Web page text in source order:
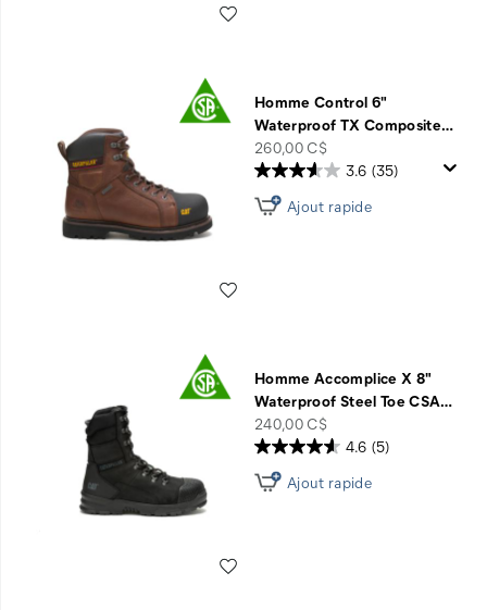
Homme Control 6"
Waterproof TX Composite…
price
260,00 C$
3.6 (35)
Ajout rapide
Homme Accomplice X 8"
Waterproof Steel Toe CSA…
price
240,00 C$
4.6 (5)
Ajout rapide